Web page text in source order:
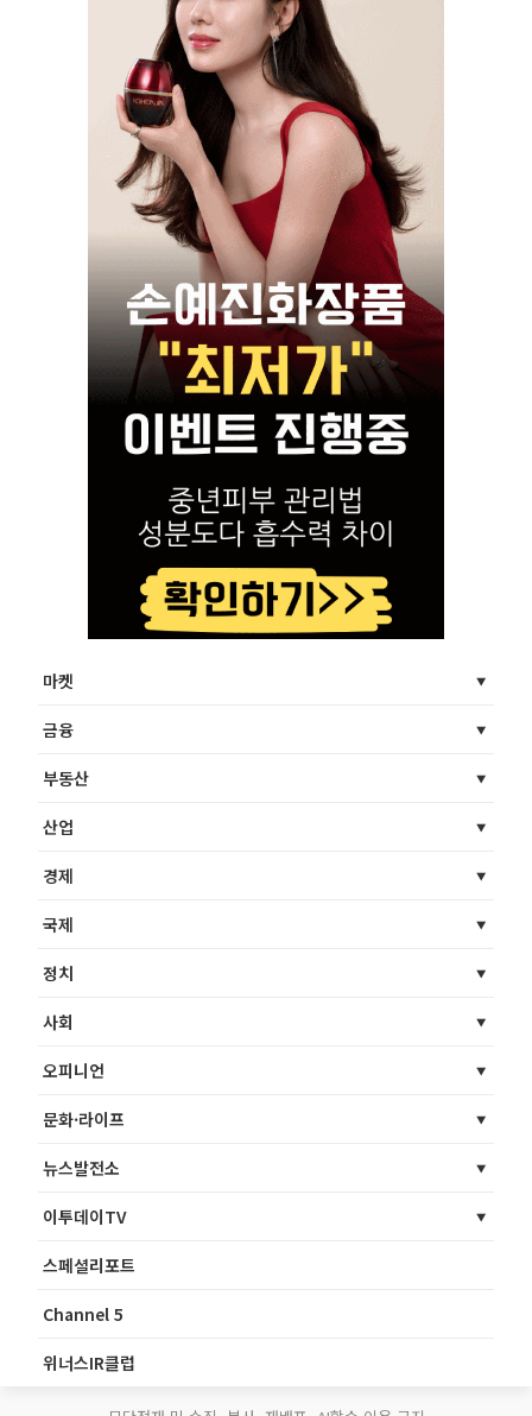
마켓
금융
부동산
산업
경제
국제
정치
사회
오피니언
문화·라이프
뉴스발전소
이투데이TV
스페셜리포트
Channel 5
위너스IR클럽